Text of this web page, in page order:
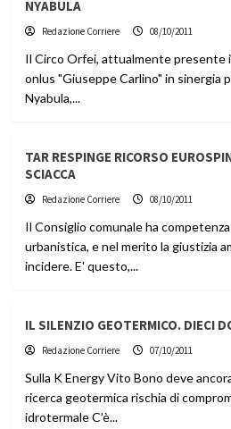
NYABULA
Redazione Corriere 08/10/2011
Il Circo Orfei, attualmente presente
onlus "Giuseppe Carlino" in sinergia
Nyabula,...
TAR RESPINGE RICORSO
SCIACCA
Redazione Corriere 08/10/2011
Il Consiglio comunale ha
urbanistica, e nel merito la giustizia
incidere. E' questo,...
IL SILENZIO GEOTERMICO. DIECI
Redazione Corriere 07/10/2011
Sulla K Energy Vito Bono deve
ricerca geotermica rischia di
idrotermale C’è...